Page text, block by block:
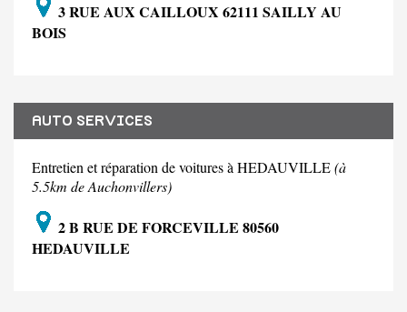
3 RUE AUX CAILLOUX 62111 SAILLY AU
BOIS
AUTO SERVICES
Entretien et réparation de voitures à HEDAUVILLE(à
5.5km de Auchonvillers)
2 B RUE DE FORCEVILLE 80560
HEDAUVILLE